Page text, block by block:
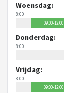
Woensdag:
8:00
09:00-12:00
Donderdag:
8:00
Vrijdag:
8:00
09:00-12:00